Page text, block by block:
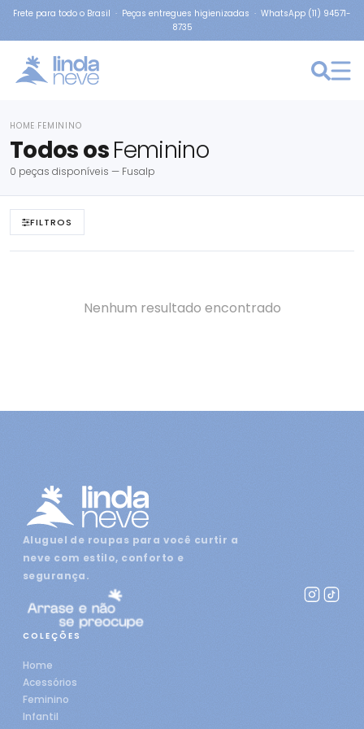
Frete para todo o Brasil · Peças entregues higienizadas · WhatsApp (11) 94571-
8735
HOME FEMININO
Todos osFeminino
0 peças disponíveis — Fusalp
FILTROS
Nenhum resultado encontrado
Aluguel de roupas para você curtir a
neve com estilo, conforto e
segurança.
COLEÇÕES
Home
Acessórios
Feminino
Infantil